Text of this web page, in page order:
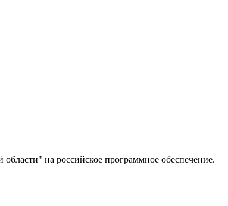
на российское программное обеспечение.